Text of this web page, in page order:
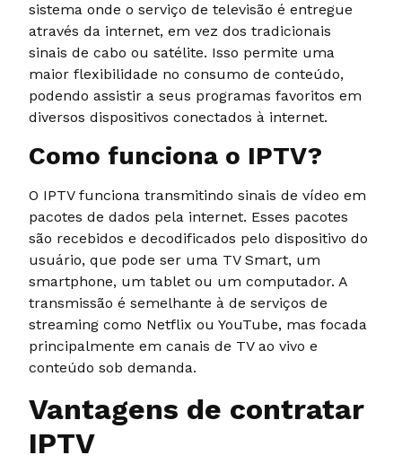
sistema onde o serviço de televisão é entregue
através da internet, em vez dos tradicionais
sinais de cabo ou satélite. Isso permite uma
maior flexibilidade no consumo de conteúdo,
podendo assistir a seus programas favoritos em
diversos dispositivos conectados à internet.
Como funciona o IPTV?
O IPTV funciona transmitindo sinais de vídeo em
pacotes de dados pela internet. Esses pacotes
são recebidos e decodificados pelo dispositivo do
usuário, que pode ser uma TV Smart, um
smartphone, um tablet ou um computador. A
transmissão é semelhante à de serviços de
streaming como Netflix ou YouTube, mas focada
principalmente em canais de TV ao vivo e
conteúdo sob demanda.
Vantagens de contratar
IPTV